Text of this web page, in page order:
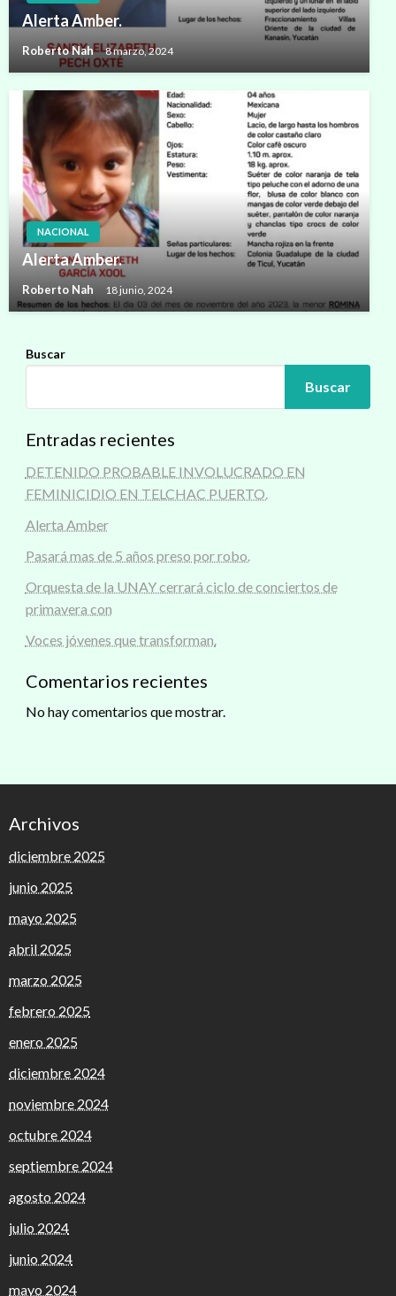
Alerta Amber.
Roberto Nah 8 marzo, 2024
NACIONAL
Alerta Amber.
Roberto Nah 18 junio, 2024
Buscar
Buscar
Entradas recientes
DETENIDO PROBABLE INVOLUCRADO EN
FEMINICIDIO EN TELCHAC PUERTO.
Alerta Amber
Pasará mas de 5 años preso por robo.
Orquesta de la UNAY cerrará ciclo de conciertos de
primavera con
Voces jóvenes que transforman.
Comentarios recientes
No hay comentarios que mostrar.
Archivos
diciembre 2025
junio 2025
mayo 2025
abril 2025
marzo 2025
febrero 2025
enero 2025
diciembre 2024
noviembre 2024
octubre 2024
septiembre 2024
agosto 2024
julio 2024
junio 2024
mayo 2024